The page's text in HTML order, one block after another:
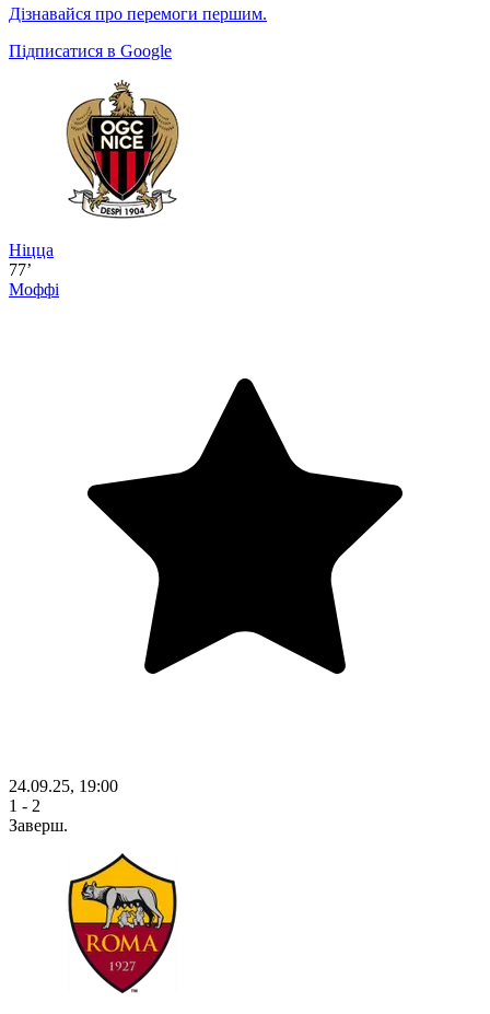
Дізнавайся про перемоги першим.
Підписатися в Google
Ніцца
77’
Моффі
24.09.25, 19:00
1 - 2
Заверш.